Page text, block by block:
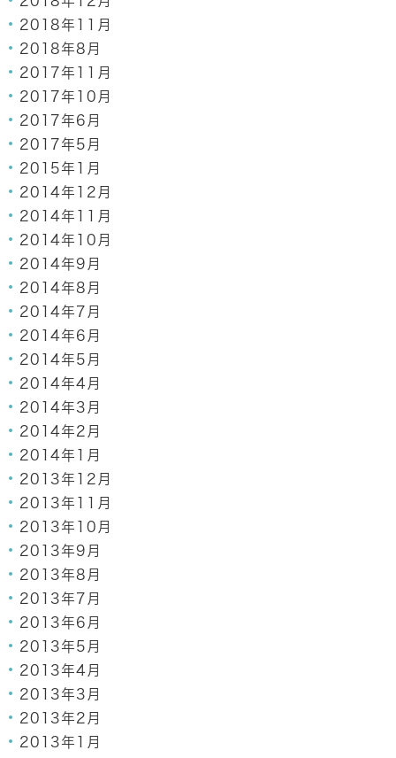
2018年11月
2018年8月
2017年11月
2017年10月
2017年6月
2017年5月
2015年1月
2014年12月
2014年11月
2014年10月
2014年9月
2014年8月
2014年7月
2014年6月
2014年5月
2014年4月
2014年3月
2014年2月
2014年1月
2013年12月
2013年11月
2013年10月
2013年9月
2013年8月
2013年7月
2013年6月
2013年5月
2013年4月
2013年3月
2013年2月
2013年1月